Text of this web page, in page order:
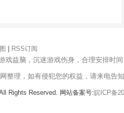
RSS订阅
益脑，沉迷游戏伤身，合理安排时间
理，如有侵犯您的权益，请来电告
Rights Reserved. 网站备案号:皖ICP备